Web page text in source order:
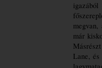
már
Lane,